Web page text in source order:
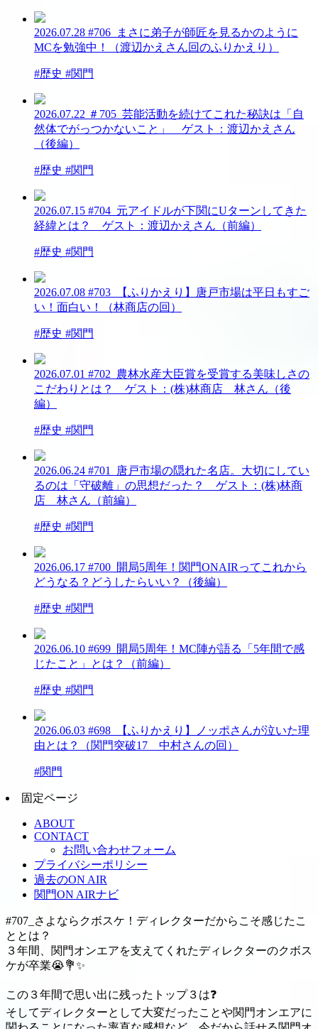
2026.07.28 #706_まさに弟子が師匠を見るかのように
MCを勉強中！（渡辺かえさん回のふりかえり）
#歴史 #関門
2026.07.22 ＃705_芸能活動を続けてこれた秘訣は「自
然体でがっつかないこと」 ゲスト：渡辺かえさん
（後編）
#歴史 #関門
2026.07.15 #704_元アイドルが下関にUターンしてきた
経緯とは？ ゲスト：渡辺かえさん（前編）
#歴史 #関門
2026.07.08 #703_【ふりかえり】唐戸市場は平日もすご
い！面白い！（林商店の回）
#歴史 #関門
2026.07.01 #702_農林水産大臣賞を受賞する美味しさの
こだわりとは？ ゲスト：(株)林商店 林さん（後
編）
#歴史 #関門
2026.06.24 #701_唐戸市場の隠れた名店。大切にしてい
るのは「守破離」の思想だった？ ゲスト：(株)林商
店 林さん（前編）
#歴史 #関門
2026.06.17 #700_開局5周年！関門ONAIRってこれから
どうなる？どうしたらいい？（後編）
#歴史 #関門
2026.06.10 #699_開局5周年！MC陣が語る「5年間で感
じたこと」とは？（前編）
#歴史 #関門
2026.06.03 #698_【ふりかえり】ノッポさんが泣いた理
由とは？（関門突破17 中村さんの回）
#関門
固定ページ
ABOUT
CONTACT
お問い合わせフォーム
プライバシーポリシー
過去のON AIR
関門ON AIRナビ
#707_さよならクボスケ！ディレクターだからこそ感じたこ
ととは？
３年間、関門オンエアを支えてくれたディレクターのクボス
ケが卒業😭💐✨
この３年間で思い出に残ったトップ３は❓
そしてディレクターとして大変だったことや関門オンエアに